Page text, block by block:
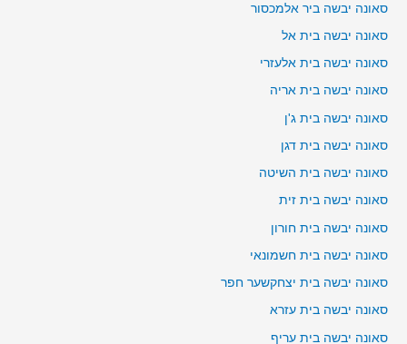
סאונה יבשה ביר אלמכסור
סאונה יבשה בית אל
סאונה יבשה בית אלעזרי
סאונה יבשה בית אריה
סאונה יבשה בית ג'ן
סאונה יבשה בית דגן
סאונה יבשה בית השיטה
סאונה יבשה בית זית
סאונה יבשה בית חורון
סאונה יבשה בית חשמונאי
סאונה יבשה בית יצחקשער חפר
סאונה יבשה בית עזרא
סאונה יבשה בית עריף